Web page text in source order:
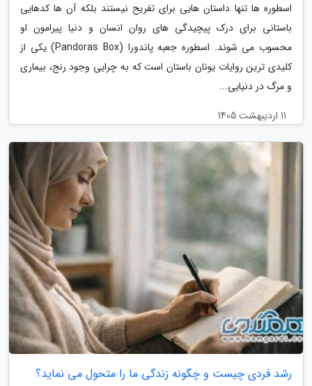
اسطوره ها تنها داستان هایی برای تفریح نیستند بلکه آن ها کدهایی
باستانی برای درک پیچیدگی های روان انسان و دنیا پیرامون او
محسوب می شوند. اسطوره جعبه پاندورا (Pandoras Box) یکی از
کلیدی ترین روایات یونان باستان است که به چرایی وجود رنج، بیماری
و مرگ در دنیایی...
11 اردیبهشت 1405
رشد فردی چیست و چگونه زندگی ما را متحول می نماید؟